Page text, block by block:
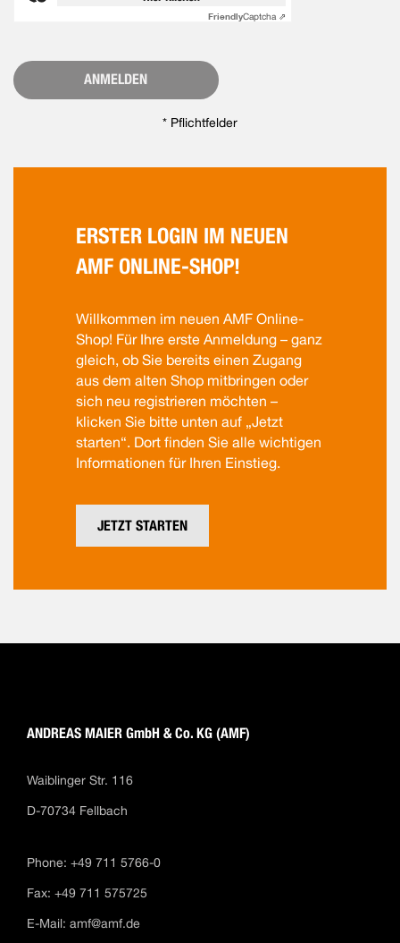
FriendlyCaptcha ⇗
ANMELDEN
ERSTER LOGIN IM NEUEN
AMF ONLINE-SHOP!
Willkommen im neuen AMF Online-
Shop! Für Ihre erste Anmeldung – ganz
gleich, ob Sie bereits einen Zugang
aus dem alten Shop mitbringen oder
sich neu registrieren möchten –
klicken Sie bitte unten auf „Jetzt
starten“. Dort finden Sie alle wichtigen
Informationen für Ihren Einstieg.
JETZT STARTEN
ANDREAS MAIER GmbH & Co. KG (AMF)
Waiblinger Str. 116
D-70734 Fellbach
Phone: +49 711 5766-0
Fax: +49 711 575725
E-Mail: amf@amf.de